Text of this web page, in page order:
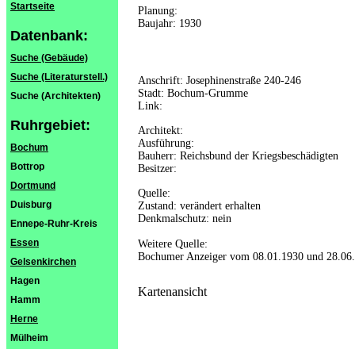
Startseite
Datenbank:
Suche (Gebäude)
Suche (Literaturstell.)
Suche (Architekten)
Ruhrgebiet:
Bochum
Bottrop
Dortmund
Duisburg
Ennepe-Ruhr-Kreis
Essen
Gelsenkirchen
Hagen
Hamm
Herne
Mülheim
Planung:
Baujahr: 1930
Anschrift: Josephinenstraße 240-246
Stadt: Bochum-Grumme
Link:
Architekt:
Ausführung:
Bauherr: Reichsbund der Kriegsbeschädigten
Besitzer:
Quelle:
Zustand: verändert erhalten
Denkmalschutz: nein
Weitere Quelle:
Bochumer Anzeiger vom 08.01.1930 und
Kartenansicht